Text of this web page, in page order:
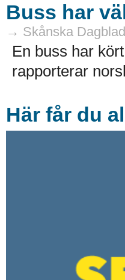
Buss har
→ Skånska
En buss har
rapporterar
Här får du